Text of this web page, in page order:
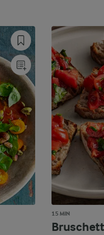
15 MIN